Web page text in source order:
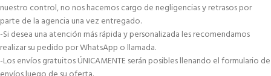
nuestro control, no nos hacemos cargo de negligencias y retrasos por
parte de la agencia una vez entregado.
-Si desea una atención más rápida y personalizada les recomendamos
realizar su pedido por WhatsApp o llamada.
-Los envíos gratuitos ÚNICAMENTE serán posibles llenando el formulario de